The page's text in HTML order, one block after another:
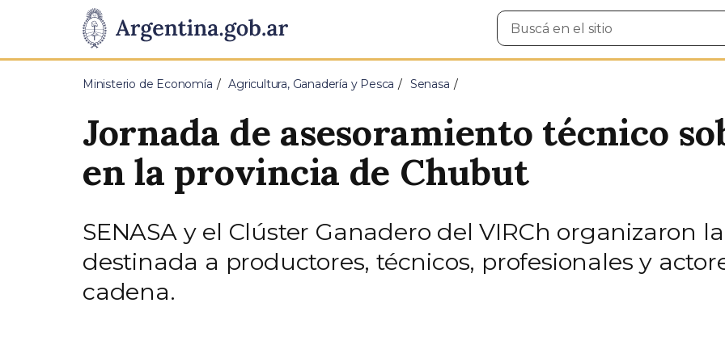
Presidencia
de
Pasar al contenido principal
Buscar
en
Ministerio de Economía Agricultura, Ganadería y Pesca Senasa
Jornada de asesoramiento técnico
en la provincia de Chubut
SENASA y el Clúster Ganadero del VIRCh organizaron
destinada a productores, técnicos, profesionales y
cadena.